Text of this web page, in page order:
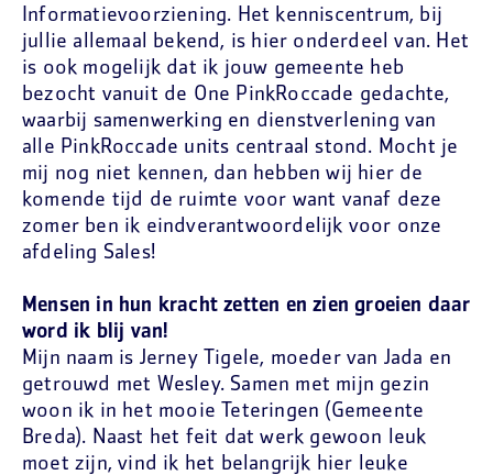
Informatievoorziening. Het kenniscentrum, bij
jullie allemaal bekend, is hier onderdeel van. Het
is ook mogelijk dat ik jouw gemeente heb
bezocht vanuit de One PinkRoccade gedachte,
waarbij samenwerking en dienstverlening van
alle PinkRoccade units centraal stond. Mocht je
mij nog niet kennen, dan hebben wij hier de
komende tijd de ruimte voor want vanaf deze
zomer ben ik eindverantwoordelijk voor onze
afdeling Sales!
Mensen in hun kracht zetten en zien groeien daar
word ik blij van!
Mijn naam is Jerney Tigele, moeder van Jada en
getrouwd met Wesley. Samen met mijn gezin
woon ik in het mooie Teteringen (Gemeente
Breda). Naast het feit dat werk gewoon leuk
moet zijn, vind ik het belangrijk hier leuke